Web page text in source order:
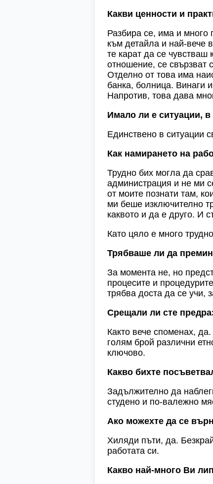
Какви ценности и
Разбира се, има и много
към детайла и най-вече
те карат да се чувстваш
отношение, се свързват
Отделно от това има
банка, болница. Винаги
Напротив, това дава
Имало ли е ситуации, в
Единствено в ситуации
Как намирането на
Трудно бих могла да
администрация и не ми
от моите познати там,
ми беше изключително
каквото и да е друго. И
Като цяло е много
Трябваше ли да
За момента не, но
процесите и
трябва доста да се учи,
Срещали ли сте
Както вече споменах,
голям брой различни
ключово.
Какво бихте
Задължително да
студено и по-валежно
Ако можехте да се
Хиляди пъти, да.
работата си.
Какво най-много Ви